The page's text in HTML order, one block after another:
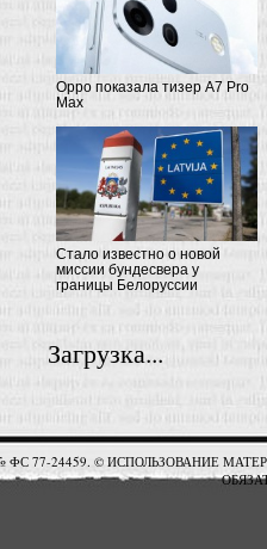
Oppo показала тизер A7 Pro
Max
Стало известно о новой
миссии бундесвера у
границы Белоруссии
Загрузка...
ФС 77-24459. © ИСПОЛЬЗОВАНИЕ